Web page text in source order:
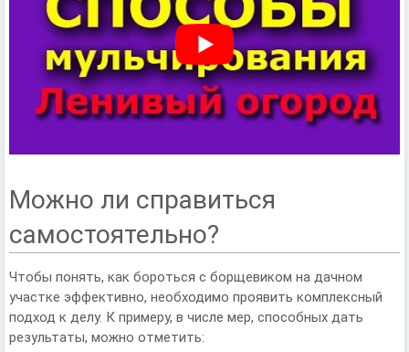
Можно ли справиться
самостоятельно?
Чтобы понять, как бороться с борщевиком на дачном
участке эффективно, необходимо проявить комплексный
подход к делу. К примеру, в числе мер, способных дать
результаты, можно отметить: